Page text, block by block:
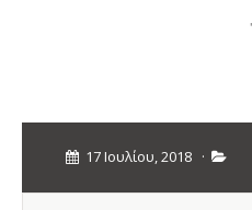
17 Ιουλίου, 2018 ·